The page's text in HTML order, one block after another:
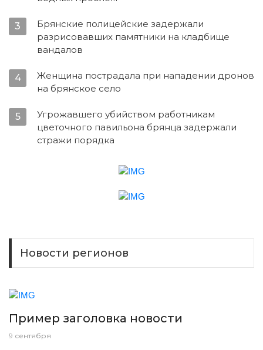
3
Брянские полицейские задержали
разрисовавших памятники на кладбище
вандалов
4
Женщина пострадала при нападении дронов
на брянское село
5
Угрожавшего убийством работникам
цветочного павильона брянца задержали
стражи порядка
Новости регионов
Пример заголовка новости
9 сентября